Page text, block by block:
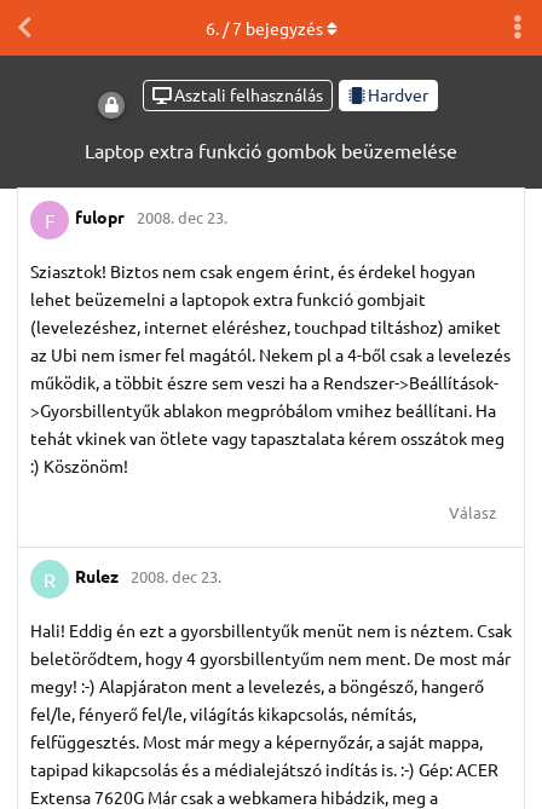
Asztali felhasználás Hardver
Laptop extra funkció gombok beüzemelése
6. /7 bejegyzés
F fulopr 2008. dec 23.
Sziasztok! Biztos nem csak engem érint, és érdekel hogyan
lehet beüzemelni a laptopok extra funkció gombjait
(levelezéshez, internet eléréshez, touchpad tiltáshoz) amiket
az Ubi nem ismer fel magától. Nekem pl a 4-ből csak a levelezés
működik, a többit észre sem veszi ha a Rendszer->Beállítások-
>Gyorsbillentyűk ablakon megpróbálom vmihez beállítani. Ha
tehát vkinek van ötlete vagy tapasztalata kérem osszátok meg
:) Köszönöm!
Válasz
R Rulez 2008. dec 23.
Hali! Eddig én ezt a gyorsbillentyűk menüt nem is néztem. Csak
beletörődtem, hogy 4 gyorsbillentyűm nem ment. De most már
megy! :-) Alapjáraton ment a levelezés, a böngésző, hangerő
fel/le, fényerő fel/le, világítás kikapcsolás, némítás,
felfüggesztés. Most már megy a képernyőzár, a saját mappa,
tapipad kikapcsolás és a médialejátszó indítás is. :-) Gép: ACER
Extensa 7620G Már csak a webkamera hibádzik, meg a